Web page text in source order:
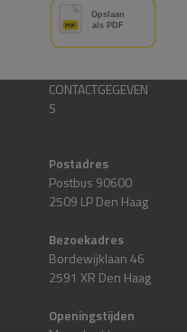
CONTACTGEGEVEN
S
Postadres
Postbus 90600
2509 LP Den Haag
Bezoekadres
Bordewijklaan 46
2591 XR Den Haag
Openingstijden